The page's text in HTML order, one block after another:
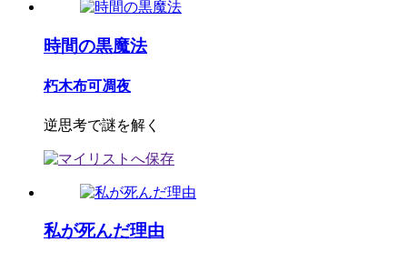
時間の黒魔法
朽木布可凋夜
逆思考で謎を解く
私が死んだ理由